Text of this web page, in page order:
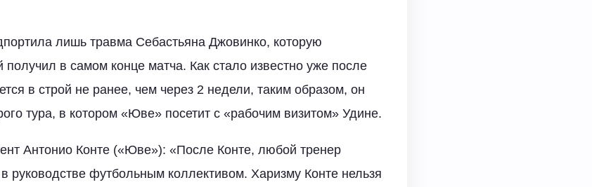
лишь травма Себастьяна Джовинко, которую
в самом конце матча. Как стало известно уже после
в строй не ранее, чем через 2 недели, таким образом, он
тура, в котором «Юве» посетит с «рабочим визитом» Удине.
Антонио Конте («Юве»): «После Конте, любой тренер
футбольным коллективом. Харизму Конте нельзя